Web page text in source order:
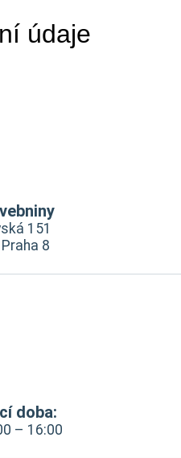
údaje
151
8
doba:
– 16:00